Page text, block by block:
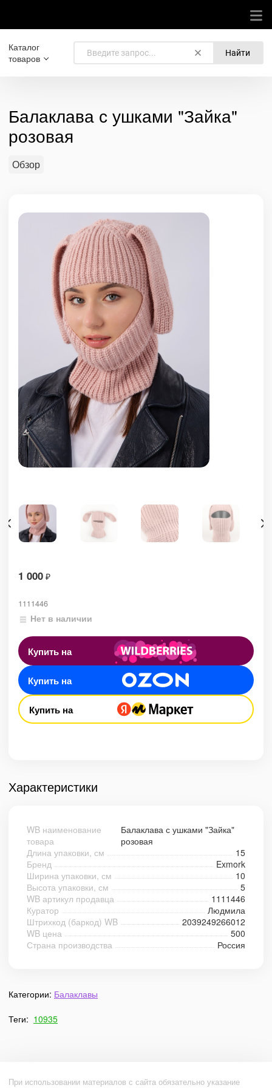
Каталог
товаров
Найти
Балаклава с ушками "Зайка"
розовая
Обзор
1 000 ₽
1111446
Нет в наличии
Купить на
Купить на
Купить на
Характеристики
WB наименование
товара
Балаклава с ушками "Зайка"
розовая
Длина упаковки, см
15
Бренд
Exmork
Ширина упаковки, см
10
Высота упаковки, см
5
WB артикул продавца
1111446
Куратор
Людмила
Штрихкод (баркод) WB
2039249266012
WB цена
500
Страна производства
Россия
Категории: Балаклавы
Теги: 10935
При использовании материалов с сайта обязательно указание